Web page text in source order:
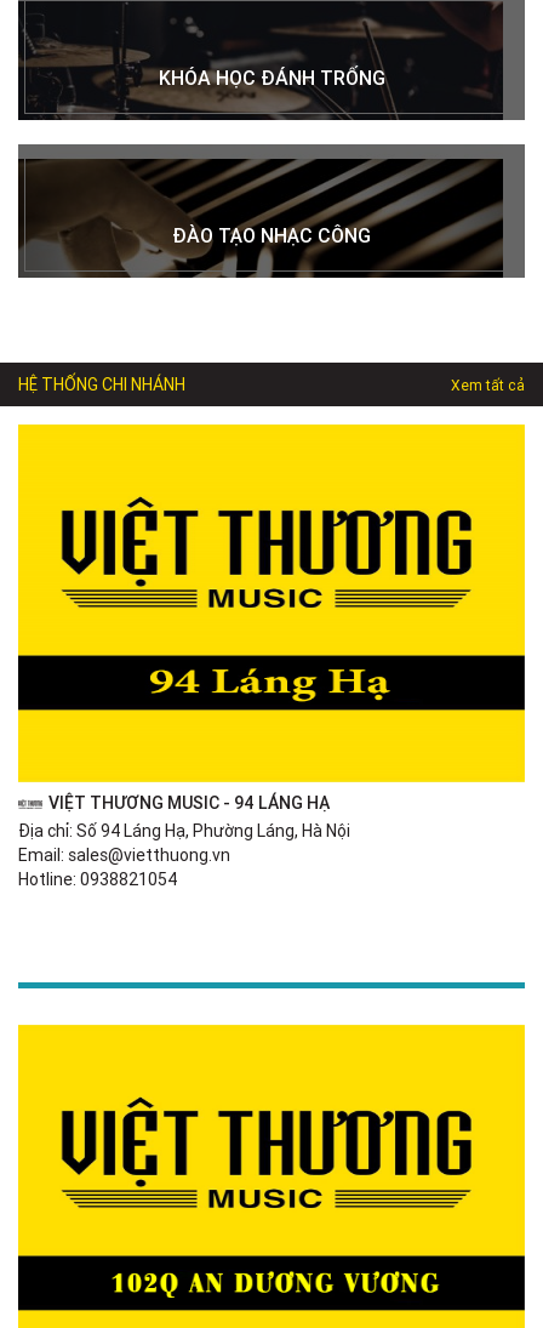
KHÓA HỌC ĐÁNH TRỐNG
ĐÀO TẠO NHẠC CÔNG
HỆ THỐNG CHI NHÁNH Xem tất cả
VIỆT THƯƠNG MUSIC - 94 LÁNG HẠ
Địa chỉ: Số 94 Láng Hạ, Phường Láng, Hà Nội
Email: sales@vietthuong.vn
Hotline: 0938821054